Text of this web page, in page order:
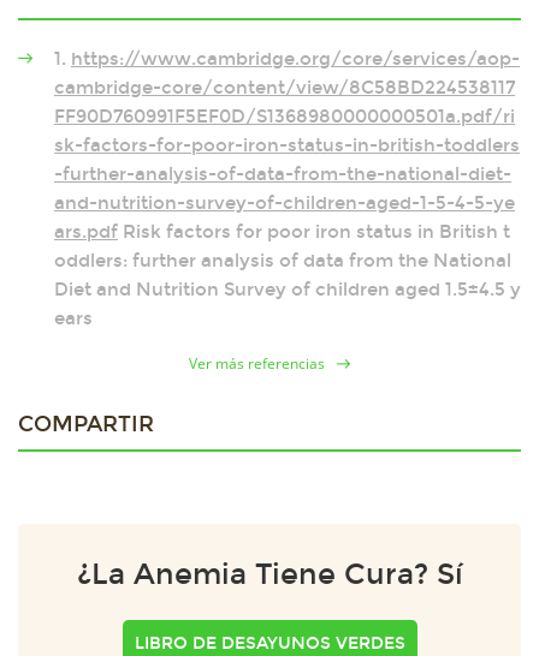
1. https://www.cambridge.org/core/services/aop-
cambridge-core/content/view/8C58BD224538117
FF90D760991F5EF0D/S1368980000000501a.pdf/ri
sk-factors-for-poor-iron-status-in-british-toddlers
-further-analysis-of-data-from-the-national-diet-
and-nutrition-survey-of-children-aged-1-5-4-5-ye
ars.pdf Risk factors for poor iron status in British t
oddlers: further analysis of data from the National
Diet and Nutrition Survey of children aged 1.5±4.5 y
ears
Ver más referencias
COMPARTIR
¿La Anemia Tiene Cura? Sí
LIBRO DE DESAYUNOS VERDES